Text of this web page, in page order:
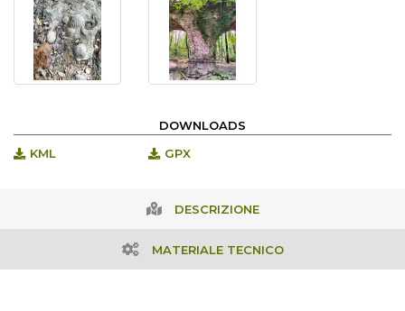
DOWNLOADS
KML
GPX
DESCRIZIONE
MATERIALE TECNICO